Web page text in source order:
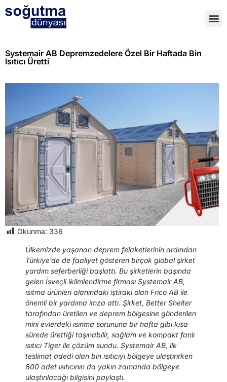
Systemair AB Depremzedelere Özel Bir Haftada Bin
Isıtıcı Üretti
Okunma: 336
Ülkemizde yaşanan deprem felaketlerinin ardından
Türkiye’de de faaliyet gösteren birçok global şirket
yardım seferberliği başlattı. Bu şirketlerin başında
gelen İsveçli iklimlendirme firması Systemair AB,
ısıtma ürünleri alanındaki iştiraki olan Frico AB ile
önemli bir yardıma imza attı. Şirket, Better Shelter
tarafından üretilen ve deprem bölgesine gönderilen
mini evlerdeki ısınma sorununa bir hafta gibi kısa
sürede ürettiği taşınabilir, sağlam ve kompakt fanlı
ısıtıcı Tiger ile çözüm sundu. Systemair AB, ilk
teslimat adedi olan bin ısıtıcıyı bölgeye ulaştırırken
800 adet ısıtıcının da yakın zamanda bölgeye
ulaştırılacağı bilgisini paylaştı.